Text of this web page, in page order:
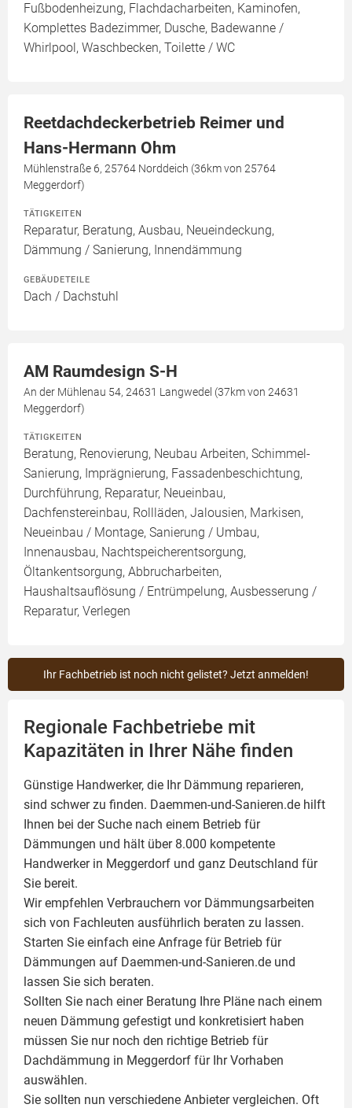
Fußbodenheizung, Flachdacharbeiten, Kaminofen,
Komplettes Badezimmer, Dusche, Badewanne /
Whirlpool, Waschbecken, Toilette / WC
Reetdachdeckerbetrieb Reimer und
Hans-Hermann Ohm
Mühlenstraße 6, 25764 Norddeich (36km von 25764
Meggerdorf)
TÄTIGKEITEN
Reparatur, Beratung, Ausbau, Neueindeckung,
Dämmung / Sanierung, Innendämmung
GEBÄUDETEILE
Dach / Dachstuhl
AM Raumdesign S-H
An der Mühlenau 54, 24631 Langwedel (37km von 24631
Meggerdorf)
TÄTIGKEITEN
Beratung, Renovierung, Neubau Arbeiten, Schimmel-
Sanierung, Imprägnierung, Fassadenbeschichtung,
Durchführung, Reparatur, Neueinbau,
Dachfenstereinbau, Rollläden, Jalousien, Markisen,
Neueinbau / Montage, Sanierung / Umbau,
Innenausbau, Nachtspeicherentsorgung,
Öltankentsorgung, Abbrucharbeiten,
Haushaltsauflösung / Entrümpelung, Ausbesserung /
Reparatur, Verlegen
Ihr Fachbetrieb ist noch nicht gelistet? Jetzt anmelden!
Regionale Fachbetriebe mit
Kapazitäten in Ihrer Nähe finden
Günstige Handwerker, die Ihr Dämmung reparieren,
sind schwer zu finden. Daemmen-und-Sanieren.de hilft
Ihnen bei der Suche nach einem Betrieb für
Dämmungen und hält über 8.000 kompetente
Handwerker in Meggerdorf und ganz Deutschland für
Sie bereit.
Wir empfehlen Verbrauchern vor Dämmungsarbeiten
sich von Fachleuten ausführlich beraten zu lassen.
Starten Sie einfach eine Anfrage für Betrieb für
Dämmungen auf Daemmen-und-Sanieren.de und
lassen Sie sich beraten.
Sollten Sie nach einer Beratung Ihre Pläne nach einem
neuen Dämmung gefestigt und konkretisiert haben
müssen Sie nur noch den richtige Betrieb für
Dachdämmung in Meggerdorf für Ihr Vorhaben
auswählen.
Sie sollten nun verschiedene Anbieter vergleichen. Oft